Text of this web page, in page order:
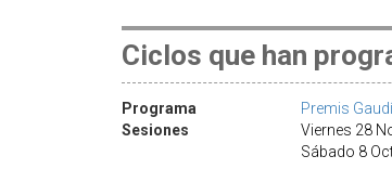
Ciclos que han
Programa
Premis
Sesiones
Viernes 28
Sábado 8